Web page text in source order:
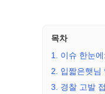
목차
1. 이슈 한눈
2. 입짧은햇님
3. 경찰 고발